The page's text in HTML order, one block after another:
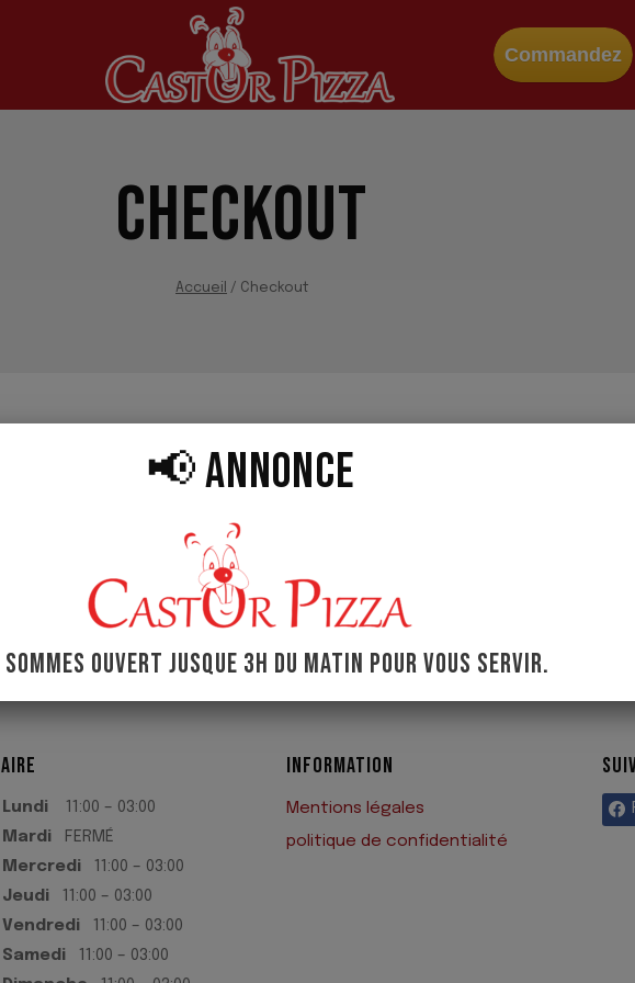
Commandez
CHECKOUT
Accueil / Checkout
Lundi 11:00 – 03:00
Mardi
FERMÉ
Mercredi 11:00 – 03:00
Jeudi 11:00 – 03:00
Vendredi 11:00 – 03:00
Samedi 11:00 – 03:00
INFORMATION
Mentions légales
politique de confidentialité
📢 ANNONCE
SOMMES OUVERT JUSQUE 3H DU MATIN POUR VOUS SERVIR.